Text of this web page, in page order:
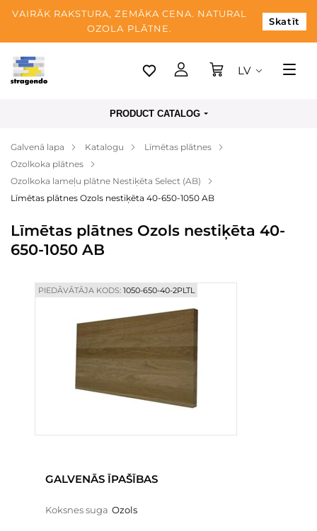
VAIRĀK RAKSTURA, ZEMĀKA CENA. NATURAL
OZOLA PLĀTNE.
Skatīt
Tallina
Apmaksa
Par mums
Blogs
Kontaktinformācija
LV
PRODUCT CATALOG
Galvenā lapa Katalogu
Līmētas plātnes
Ozolkoka plātnes
Ozolkoka lameļu plātne Nestiķēta Select (AB)
Līmētas plātnes Ozols nestiķēta 40-650-1050 AB
Līmētas plātnes Ozols nestiķēta 40-
650-1050 AB
PIEDĀVĀTĀJA KODS:1050-650-40-2PLTL
GALVENĀS ĪPAŠĪBAS
Koksnes suga Ozols